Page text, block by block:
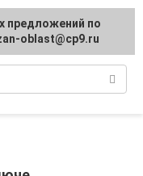
предложений по
oblast@cp9.ru